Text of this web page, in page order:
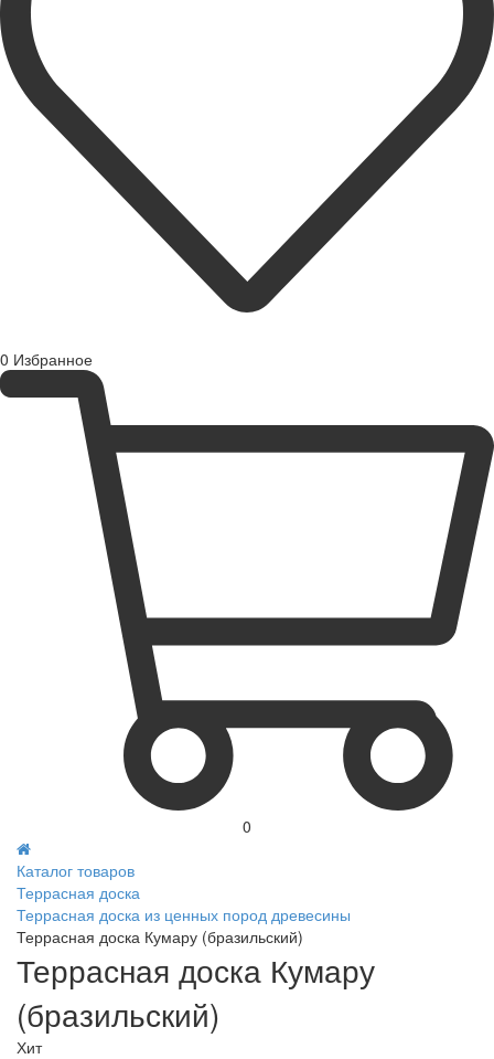
0 Избранное
0
Каталог товаров
Террасная доска
Террасная доска из ценных пород древесины
Террасная доска Кумару (бразильский)
Террасная доска Кумару
(бразильский)
Хит